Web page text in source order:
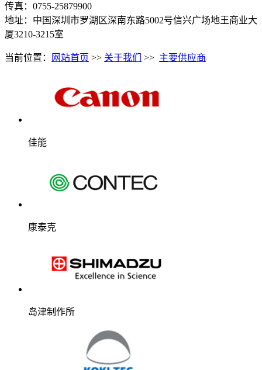
传真：0755-25879900
地址：中国深圳市罗湖区深南东路5002号信兴广场地王商业大
厦3210-3215室
当前位置： 网站首页 >> 关于我们 >> 主要供应商
佳能
康泰克
岛津制作所